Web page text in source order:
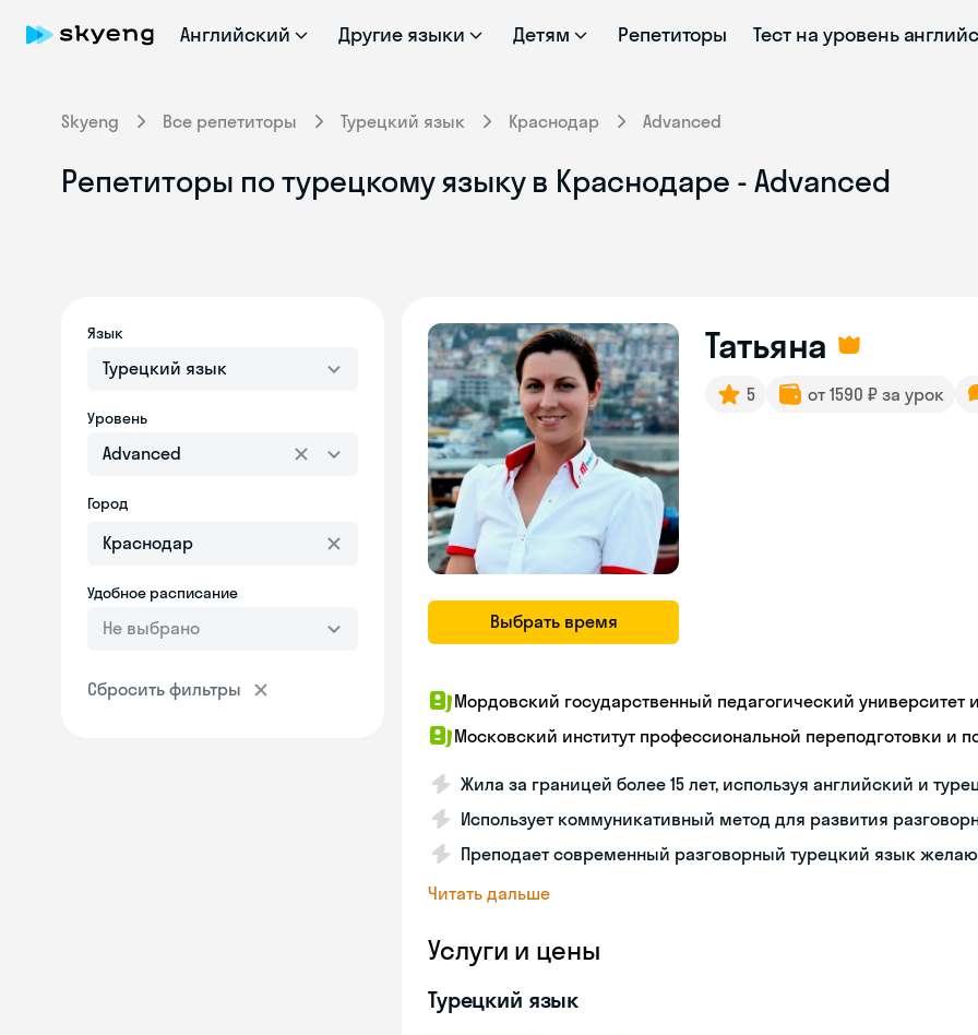
Английский Другие языки Детям Репетиторы Тест на уровень
Skyeng Все репетиторы Турецкий язык Краснодар Advanced
Репетиторы по турецкому языку в Краснодаре - Advanced
Язык
Турецкий язык
Уровень
Advanced
Город
Удобное расписание
Не выбрано
Сбросить фильтры
Выбрать время
Татьяна
5 от 1590 ₽ за урок
Мордовский государственный педагогический университет
Московский институт профессиональной переподготовки и
Жила за границей более 15 лет, используя английский и
Использует коммуникативный метод для развития
Преподает современный разговорный турецкий язык
Читать дальше
Услуги и цены
Турецкий язык